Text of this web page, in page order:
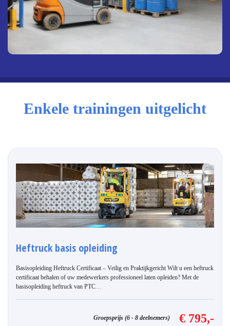
Enkele trainingen uitgelicht
Heftruck basis opleiding
Basisopleiding Heftruck Certificaat – Veilig en Praktijkgericht Wilt u een heftruck
certificaat behalen of uw medewerkers professioneel laten opleiden? Met de
basisopleiding heftruck van PTC…
Groepsprijs (6 - 8 deelnemers) € 795,-